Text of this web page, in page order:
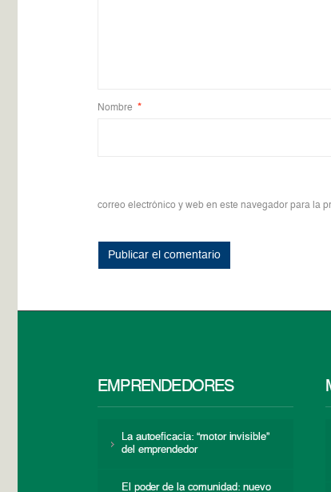
Nombre *
correo electrónico y web en este navegador para la
EMPRENDEDORES
La autoeficacia: “motor invisible”
del emprendedor
El poder de la comunidad: nuevo